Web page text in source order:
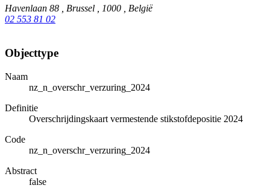
Havenlaan 88 , Brussel , 1000 , België
02 553 81 02
Objecttype
Naam
nz_n_overschr_verzuring_2024
Definitie
Overschrijdingskaart vermestende stikstofdepositie 2024
Code
nz_n_overschr_verzuring_2024
Abstract
false